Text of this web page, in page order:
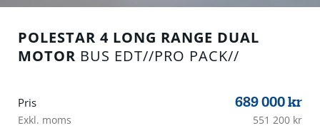
POLESTAR 4 LONG RANGE DUAL
MOTOR BUS EDT//PRO PACK//
Pris 689 000kr
Exkl. moms 551 200 kr